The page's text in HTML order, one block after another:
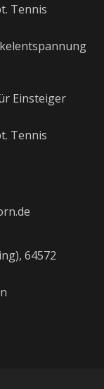
Tennis
Einsteiger
Tennis
64572